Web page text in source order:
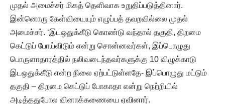
முதல் அமைச்சர் மிகத் தெளிவாக உறுதிப்படுத்தினார்.
இன்னொரு கேள்வியையும் எழுப்பத் தவறவில்லை முதல்
அமைச்சர். ‘இடஒதுக்கீடு கொண்டு வந்தால் தகுதி, திறமை
கெட்டுப் போய்விடும் என்று சொன்னவர்கள், இப்பொழுது
பொருளாதாரத்தில் நலிவடைந்தவர்களுக்கு 10 விழுக்காடு
இடஒதுக்கீடு என்ற நிலை ஏற்பட்டுள்ளதே- இப்பொழுது மட்டும்
தகுதி – திறமை கெட்டுப் போகாதா என்று நெற்றியில்
அடித்ததுபோல வினாக்கணையை ஏவினார்.